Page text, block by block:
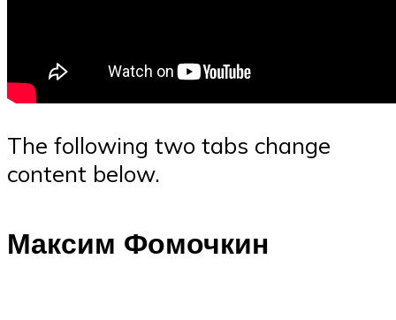
The following two tabs change
content below.
Максим Фомочкин